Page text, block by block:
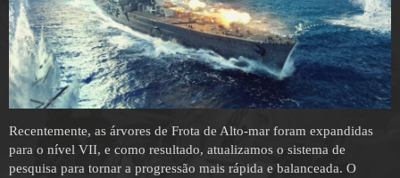
Recentemente, as árvores de Frota de Alto-mar foram expandidas
para o nível VII, e como resultado, atualizamos o sistema de
pesquisa para tornar a progressão mais rápida e balanceada. O